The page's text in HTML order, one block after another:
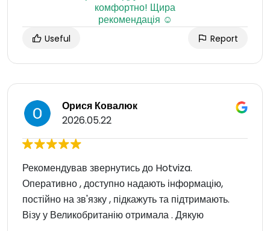
Useful Report
Орися Ковалюк
2026.05.22
Рекомендував звернутись до Hotviza.
Оперативно , доступно надають інформацію,
постійно на зв'язку , підкажуть та підтримають.
Візу у Великобританію отримала . Дякую